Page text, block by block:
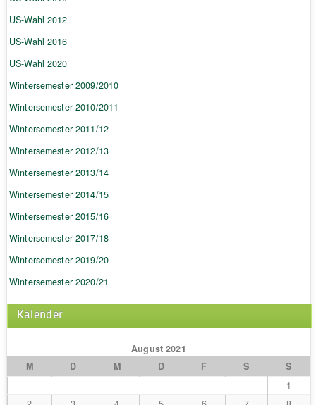
US-Wahl 2012
US-Wahl 2016
US-Wahl 2020
Wintersemester 2009/2010
Wintersemester 2010/2011
Wintersemester 2011/12
Wintersemester 2012/13
Wintersemester 2013/14
Wintersemester 2014/15
Wintersemester 2015/16
Wintersemester 2017/18
Wintersemester 2019/20
Wintersemester 2020/21
Kalender
August 2021
M
D M D F S
S
1